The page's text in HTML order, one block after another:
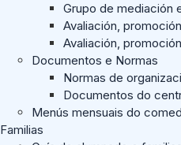
Grupo de mediación
Avaliación,
Avaliación,
Documentos e Normas
Normas de
Documentos do
Menús mensuais do
Familias